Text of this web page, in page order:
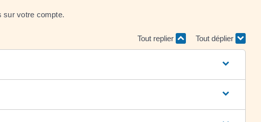
sur votre compte.
Tout replier Tout déplier